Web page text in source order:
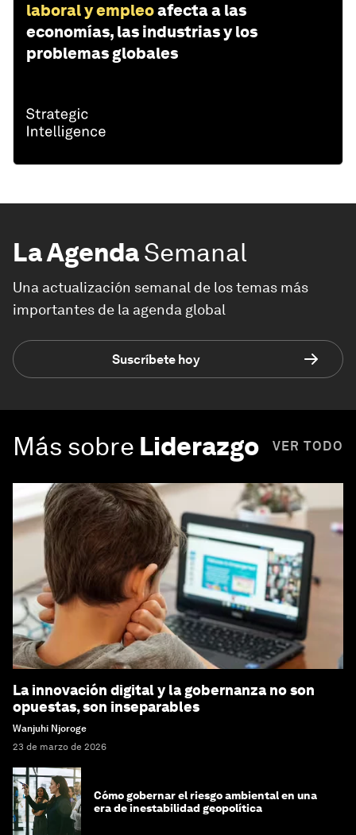
laboral y empleoafecta a las
economías, las industrias y los
problemas globales
La AgendaSemanal
Una actualización semanal de los temas más
importantes de la agenda global
Suscríbete hoy
Más sobre Liderazgo VER TODO
La innovación digital y la gobernanza no son
opuestas, son inseparables
Wanjuhi Njoroge
23 de marzo de 2026
Cómo gobernar el riesgo ambiental en una
era de inestabilidad geopolítica